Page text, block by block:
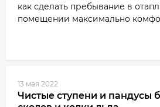
как сделать пребывание в
помещении максимально
13 мая 2022
Чистые ступени и пандусы